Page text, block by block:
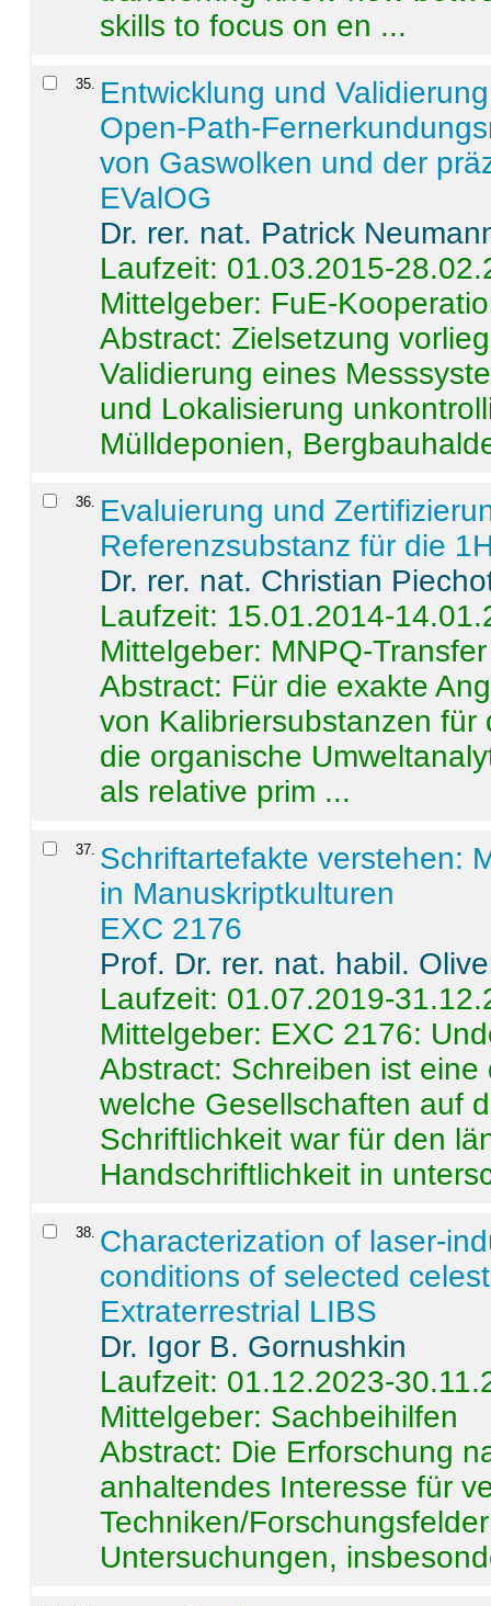
skills to focus on en ...
35. Entwicklung und
Open-Path-
von Gaswolken und der
EValOG
Dr. rer. nat. Patrick
Laufzeit: 01.03.2015-
Mittelgeber: FuE-
Abstract:Zielsetzung
Validierung eines
und Lokalisierung
Mülldeponien,
36. Evaluierung und
Referenzsubstanz für die
Dr. rer. nat. Christian
Laufzeit: 15.01.2014-
Mittelgeber: MNPQ-Transfer
Abstract: Für die exakte
von Kalibriersubstanzen
die organische
als relative prim ...
37. Schriftartefakte verstehen:
in Manuskriptkulturen
EXC 2176
Prof. Dr. rer. nat. habil.
Laufzeit: 01.07.2019-
Mittelgeber: EXC 2176:
Abstract: Schreiben ist
welche Gesellschaften auf
Schriftlichkeit war für den
Handschriftlichkeit in
38. Characterization of laser-
conditions of selected
Extraterrestrial LIBS
Dr. Igor B. Gornushkin
Laufzeit: 01.12.2023-
Mittelgeber: Sachbeihilfen
Abstract: Die Erforschung
anhaltendes Interesse für
Techniken/
Untersuchungen,